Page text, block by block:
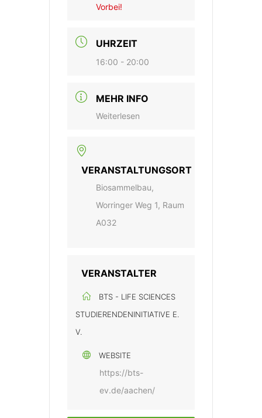
Vorbei!
UHRZEIT
16:00 - 20:00
MEHR INFO
Weiterlesen
VERANSTALTUNGSORT
Biosammelbau,
Worringer Weg 1, Raum
A032
VERANSTALTER
BTS - LIFE SCIENCES
STUDIERENDENINITIATIVE E.
V.
WEBSITE
https://bts-
ev.de/aachen/